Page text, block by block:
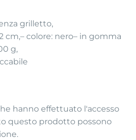
grilletto,
cm,– colore: nero– in gomma
g,
hanno effettuato l'accesso
questo prodotto possono